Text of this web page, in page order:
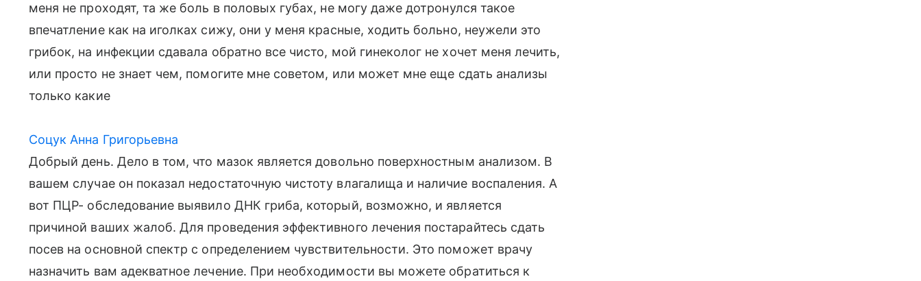
меня не проходят, та же боль в половых губах, не могу даже дотронулся такое
впечатление как на иголках сижу, они у меня красные, ходить больно, неужели это
грибок, на инфекции сдавала обратно все чисто, мой гинеколог не хочет меня лечить,
или просто не знает чем, помогите мне советом, или может мне еще сдать анализы
только какие
Соцук Анна Григорьевна
Добрый день. Дело в том, что мазок является довольно поверхностным анализом. В
вашем случае он показал недостаточную чистоту влагалища и наличие воспаления. А
вот ПЦР- обследование выявило ДНК гриба, который, возможно, и является
причиной ваших жалоб. Для проведения эффективного лечения постарайтесь сдать
посев на основной спектр с определением чувствительности. Это поможет врачу
назначить вам адекватное лечение. При необходимости вы можете обратиться к